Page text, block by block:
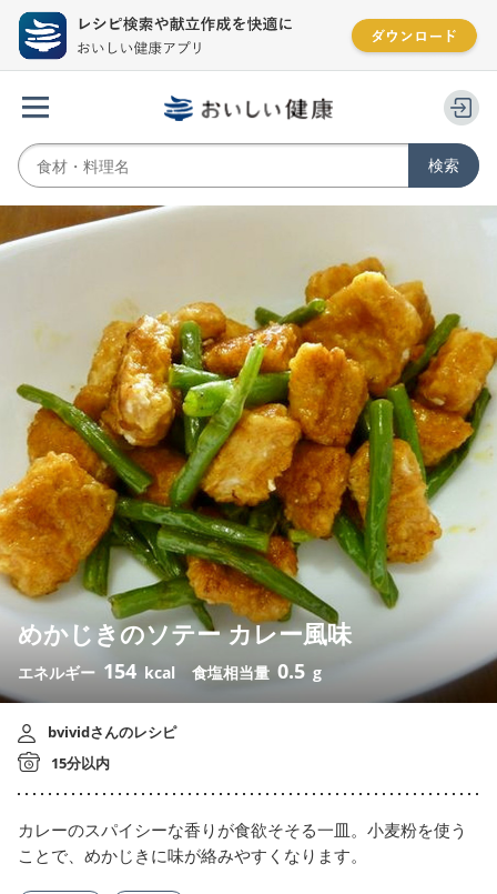
めかじきのソテー カレー風味
エネルギー 154 kcal 食塩相当量 0.5 g
bvividさんのレシピ
15分以内
カレーのスパイシーな香りが食欲そそる一皿。小麦粉を使う
ことで、めかじきに味が絡みやすくなります。